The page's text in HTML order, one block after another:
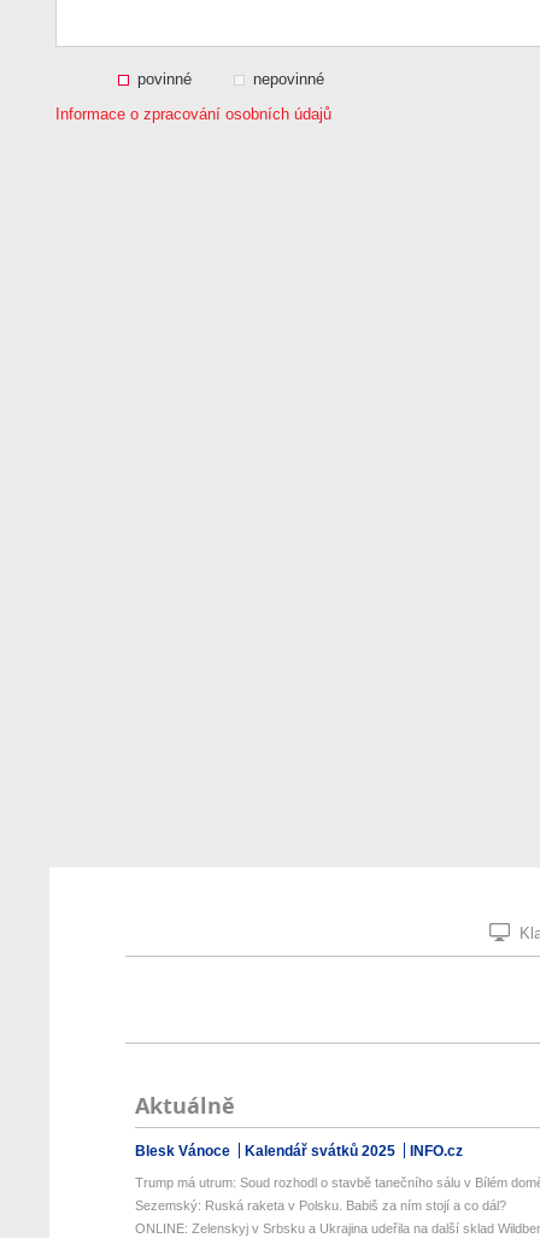
povinné
nepovinné
Informace o zpracování osobních údajů
Aktuálně
Blesk Vánoce Kalendář svátků 2025 INFO.cz
Trump má utrum: Soud rozhodl o stavbě tanečního sálu v Bílém
Sezemský: Ruská raketa v Polsku. Babiš za ním stojí a co dál?
ONLINE: Zelenskyj v Srbsku a Ukrajina udeřila na další sklad